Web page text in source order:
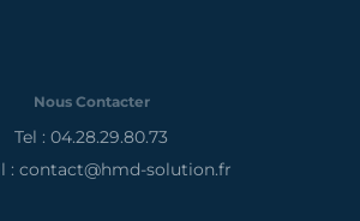
Nous Contacter
Tel : 04.28.29.80.73
: contact@hmd-solution.fr